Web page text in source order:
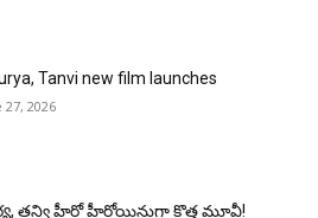
Tanvi new film launches
27, 2026
త‌న్వి హీరో హీరోయిన్లుగా కొత్త మూవీ!